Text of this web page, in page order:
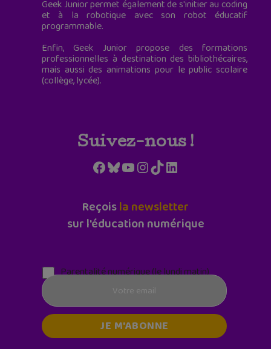
Geek Junior permet également de s'initier au coding
et à la robotique avec son robot éducatif
programmable.
Enfin, Geek Junior propose des formations
professionnelles à destination des bibliothécaires,
mais aussi des animations pour le public scolaire
(collège, lycée).
Suivez-nous !
Facebook
Bluesky
YouTube
Instagram
TikTokLinkedIn
Reçoisla newsletter
sur l'éducation numérique
Parentalité numérique (le lundi matin)